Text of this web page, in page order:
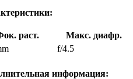
раст. Макс. диафр.
f/4.5
информация: